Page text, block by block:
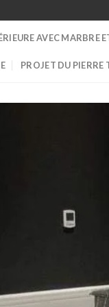
AVEC MARBRE
PROJET DU PIERRE